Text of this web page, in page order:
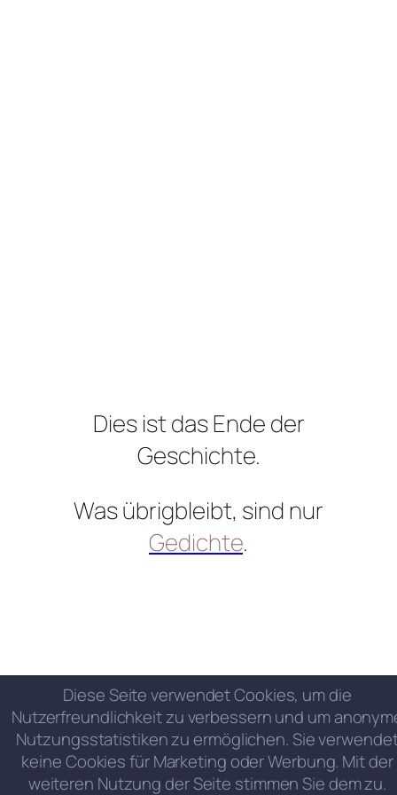
Dies ist das Ende der
Geschichte.
Was übrigbleibt, sind nur
Gedichte.
Diese Seite verwendet Cookies, um die
Nutzerfreundlichkeit zu verbessern und um
Nutzungsstatistiken zu ermöglichen. Sie
keine Cookies für Marketing oder Werbung. Mit der
weiteren Nutzung der Seite stimmen Sie dem zu.